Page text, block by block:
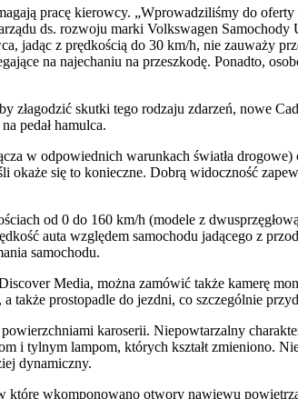
pracę kierowcy. „Wprowadziliśmy do
ds. rozwoju marki Volkswagen Samochody
jadąc z prędkością do 30 km/h, nie zauważy
na najechaniu na przeszkodę. Ponadto,
złagodzić skutki tego rodzaju zdarzeń, nowe
pedał hamulca.
w odpowiednich warunkach światła
się to konieczne. Dobrą widoczność
od 0 do 160 km/h (modele z
auta względem samochodu jadącego z
samochodu.
Media, można zamówić także kamerę
także prostopadle do jezdni, co szczególnie
karoserii. Niepowtarzalny
i tylnym lampom, których kształt zmieniono.
dynamiczny.
wkomponowano otwory nawiewu